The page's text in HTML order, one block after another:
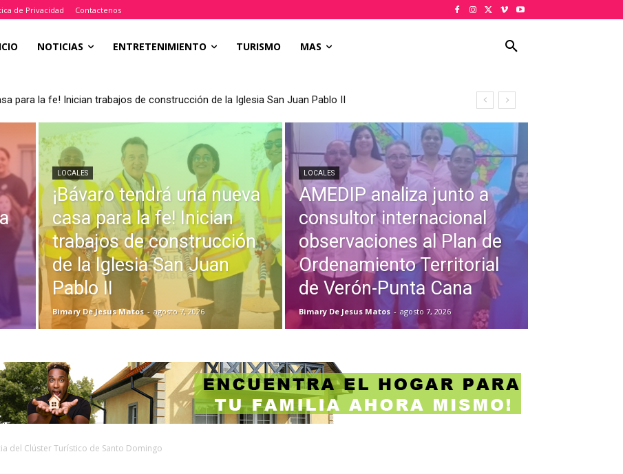
de Privacidad Contactenos
NOTICIAS ENTRETENIMIENTO TURISMO MAS
para la fe! Inician trabajos de construcción de la Iglesia San Juan Pablo II
LOCALES
¡Bávaro tendrá una nueva
casa para la fe! Inician
trabajos de construcción
de la Iglesia San Juan
Pablo II
Bimary De Jesus Matos - agosto 7, 2026
LOCALES
AMEDIP analiza junto a
consultor internacional
observaciones al Plan de
Ordenamiento Territorial
de Verón-Punta Cana
Bimary De Jesus Matos - agosto 7, 2026
del Clúster Turístico de Santo Domingo